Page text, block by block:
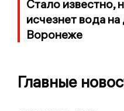
Стало известно,
исчезнет вода на
Воронеже
Главные